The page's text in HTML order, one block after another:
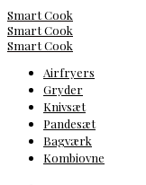
Smart Cook
Smart Cook
Smart Cook
Airfryers
Gryder
Knivsæt
Pandesæt
Bagværk
Kombiovne